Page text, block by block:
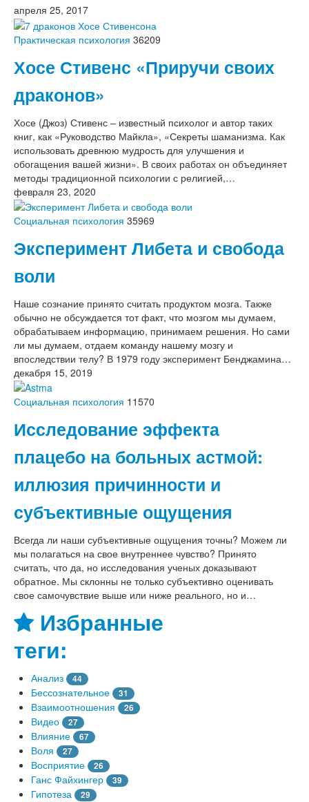
апреля 25, 2017
Практическая психология 36209
Хосе Стивенс «Приручи своих
драконов»
Хосе (Джоз) Стивенс – известный психолог и автор таких
книг, как «Руководство Майкла», «Секреты шаманизма. Как
использовать древнюю мудрость для улучшения и
обогащения вашей жизни». В своих работах он объединяет
методы традиционной психологии с религией,…
февраля 23, 2020
Социальная психология 35969
Эксперимент Либета и свобода
воли
Наше сознание принято считать продуктом мозга. Также
обычно не обсуждается тот факт, что мозгом мы думаем,
обрабатываем информацию, принимаем решения. Но сами
ли мы думаем, отдаем команду нашему мозгу и
впоследствии телу? В 1979 году эксперимент Бенджамина…
декабря 15, 2019
Социальная психология 11570
Исследование эффекта
плацебо на больных астмой:
иллюзия причинности и
субъективные ощущения
Всегда ли наши субъективные ощущения точны? Можем ли
мы полагаться на свое внутреннее чувство? Принято
считать, что да, но исследования ученых доказывают
обратное. Мы склонны не только субъективно оценивать
свое самочувствие выше или ниже реального, но и…
Избранные
теги:
Анализ 44
Бессознательное 31
Взаимоотношения 26
Видео 27
Влияние 67
Воля 27
Восприятие 26
Ганс Файхингер 39
Гипотеза 29